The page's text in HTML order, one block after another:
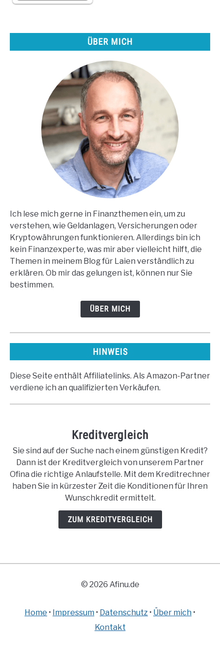
ÜBER MICH
Ich lese mich gerne in Finanzthemen ein, um zu
verstehen, wie Geldanlagen, Versicherungen oder
Kryptowährungen funktionieren. Allerdings bin ich
kein Finanzexperte, was mir aber vielleicht hilft, die
Themen in meinem Blog für Laien verständlich zu
erklären. Ob mir das gelungen ist, können nur Sie
bestimmen.
ÜBER MICH
HINWEIS
Diese Seite enthält Affiliatelinks. Als Amazon-Partner
verdiene ich an qualifizierten Verkäufen.
Kreditvergleich
Sie sind auf der Suche nach einem günstigen Kredit?
Dann ist der Kreditvergleich von unserem Partner
Ofina die richtige Anlaufstelle. Mit dem Kreditrechner
haben Sie in kürzester Zeit die Konditionen für Ihren
Wunschkredit ermittelt.
ZUM KREDITVERGLEICH
© 2026 Afinu.de
Home • Impressum • Datenschutz • Über mich •
Kontakt